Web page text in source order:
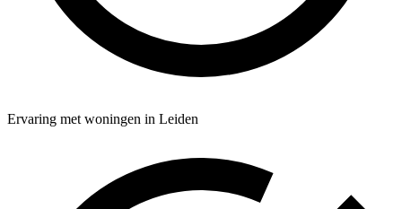
Ervaring met woningen in Leiden